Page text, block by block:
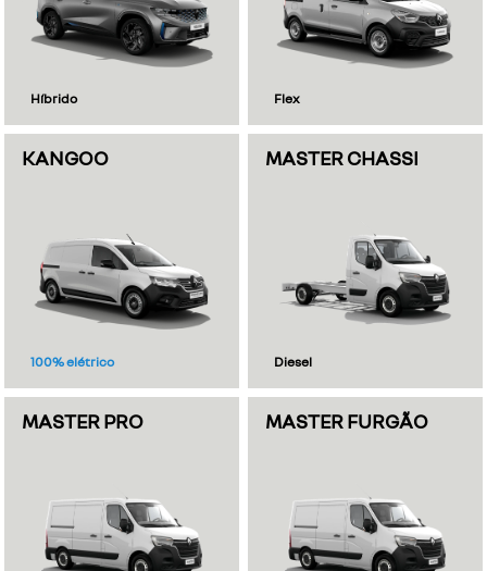
Híbrido Flex
KANGOO
100% elétrico
MASTER CHASSI
Diesel
MASTER PRO MASTER FURGÃO